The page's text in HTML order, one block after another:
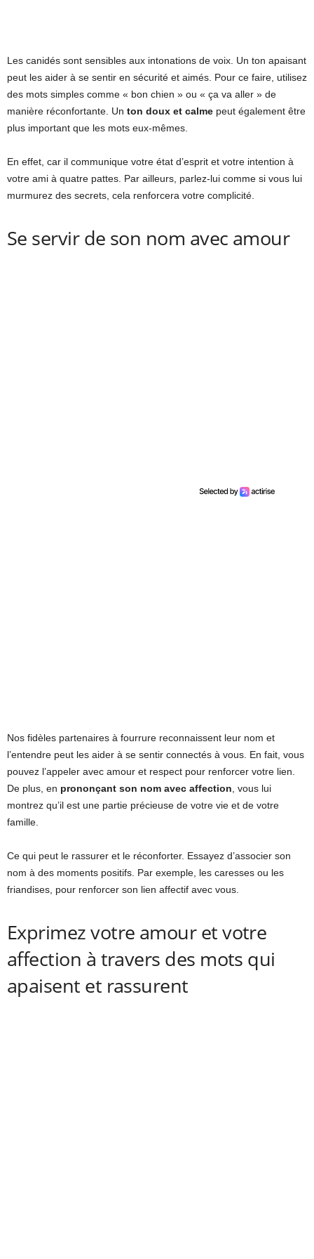
Les canidés sont sensibles aux intonations de voix. Un ton apaisant
peut les aider à se sentir en sécurité et aimés. Pour ce faire, utilisez
des mots simples comme « bon chien » ou « ça va aller » de
manière réconfortante. Un ton doux et calme peut également être
plus important que les mots eux-mêmes.
En effet, car il communique votre état d’esprit et votre intention à
votre ami à quatre pattes. Par ailleurs, parlez-lui comme si vous lui
murmurez des secrets, cela renforcera votre complicité.
Se servir de son nom avec amour
Nos fidèles partenaires à fourrure reconnaissent leur nom et
l’entendre peut les aider à se sentir connectés à vous. En fait, vous
pouvez l’appeler avec amour et respect pour renforcer votre lien.
De plus, en prononçant son nom avec affection , vous lui
montrez qu’il est une partie précieuse de votre vie et de votre
famille.
Ce qui peut le rassurer et le réconforter. Essayez d’associer son
nom à des moments positifs. Par exemple, les caresses ou les
friandises, pour renforcer son lien affectif avec vous.
Exprimez votre amour et votre
affection à travers des mots qui
apaisent et rassurent